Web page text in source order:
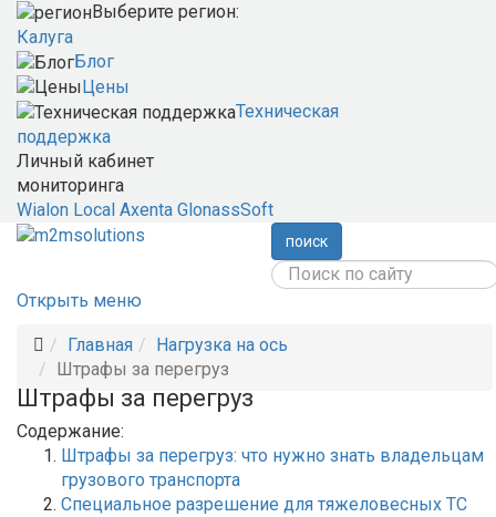
Выберите регион:
Калуга
Блог
Цены
Техническая
поддержка
Личный кабинет
мониторинга
Wialon Local Axenta GlonassSoft
поиск
Открыть меню
Главная
Нагрузка на ось
Штрафы за перегруз
Штрафы за перегруз
Содержание:
Штрафы за перегруз: что нужно знать владельцам
грузового транспорта
Специальное разрешение для тяжеловесных ТС